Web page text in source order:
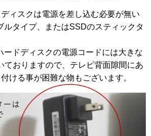
ィスクは電源を差し込む必要が無い
ルタイプ、またはSSDのスティックタ
ードディスクの電源コードには大きな
ておりますので、テレビ背面隙間にあ
ける事が困難な物もございます。